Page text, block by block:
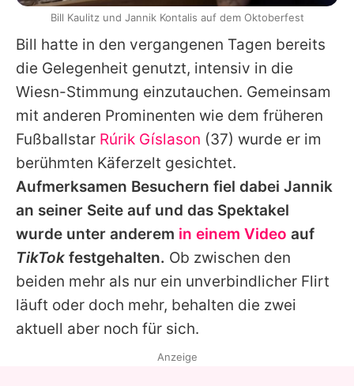
Bill hatte in den vergangenen Tagen bereits
die Gelegenheit genutzt, intensiv in die
Wiesn-Stimmung einzutauchen. Gemeinsam
mit anderen Prominenten wie dem früheren
Fußballstar Rúrik Gíslason (37) wurde er im
berühmten Käferzelt gesichtet.
Aufmerksamen Besuchern fiel dabei Jannik
an seiner Seite auf und das Spektakel
wurde unter anderem in einem Video auf
TikTok festgehalten. Ob zwischen den
beiden mehr als nur ein unverbindlicher Flirt
läuft oder doch mehr, behalten die zwei
aktuell aber noch für sich.
Bill Kaulitz und Jannik Kontalis auf dem Oktoberfest
Anzeige